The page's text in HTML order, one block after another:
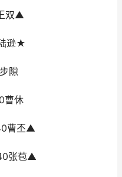
双▲
逊★
隙
曹休
曹丕▲
张苞▲